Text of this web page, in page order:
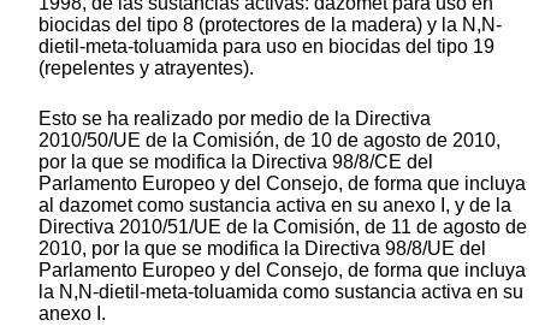
biocidas del tipo 8 (protectores de la madera) y la N,N-
dietil-meta-toluamida para uso en biocidas del tipo 19
(repelentes y atrayentes).
Esto se ha realizado por medio de la Directiva
2010/50/UE de la Comisión, de 10 de agosto de 2010,
por la que se modifica la Directiva 98/8/CE del
Parlamento Europeo y del Consejo, de forma que incluya
al dazomet como sustancia activa en su anexo I, y de la
Directiva 2010/51/UE de la Comisión, de 11 de agosto de
2010, por la que se modifica la Directiva 98/8/UE del
Parlamento Europeo y del Consejo, de forma que incluya
la N,N-dietil-meta-toluamida como sustancia activa en su
anexo I.